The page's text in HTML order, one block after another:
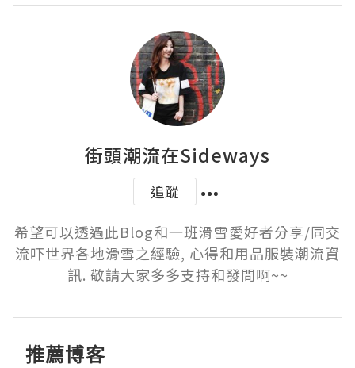
街頭潮流在Sideways
追蹤
希望可以透過此Blog和一班滑雪愛好者分享/同交
流吓世界各地滑雪之經驗, 心得和用品服裝潮流資
訊. 敬請大家多多支持和發問啊~~
推薦博客